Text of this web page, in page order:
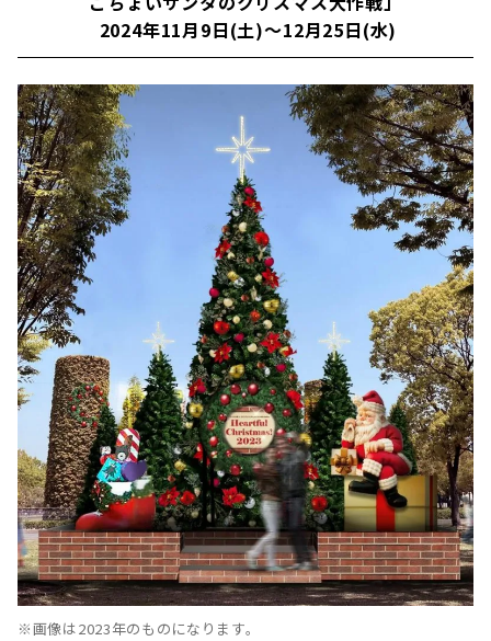
2024年11月9日(土)〜12月25日(水)
※画像は2023年のものになります。